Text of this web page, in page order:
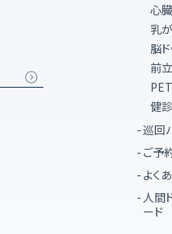
心
乳
脳
前
健
巡回
ご予
よく
人間
ード